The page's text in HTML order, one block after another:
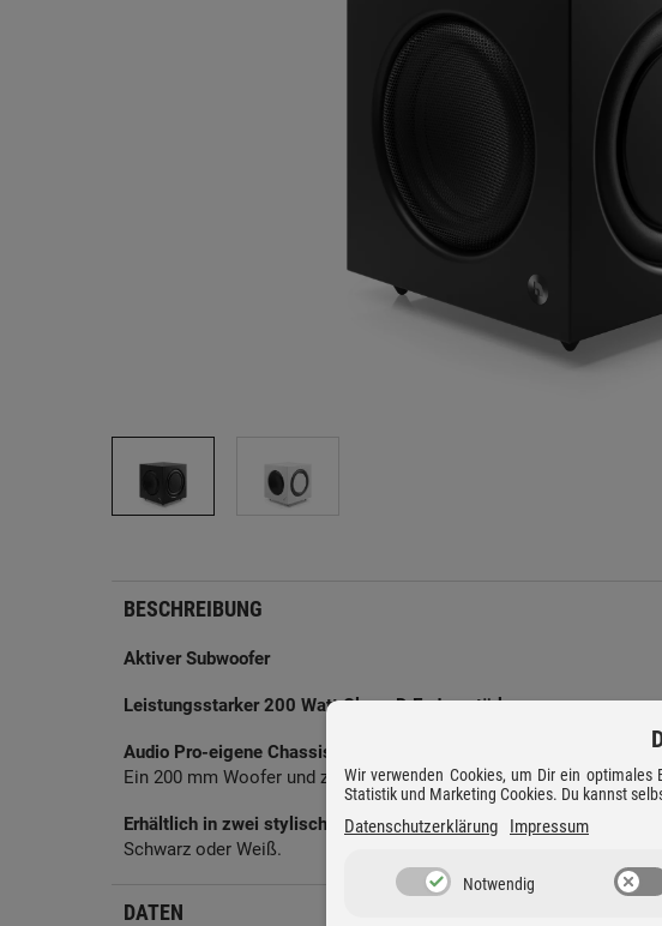
BESCHREIBUNG
Aktiver Subwoofer
Leistungsstarker 200 Watt Class-D Endverstärker
Audio Pro-eigene Chassis-Technologie
Ein 200 mm Woofer und zwei 220 mm Passiv-Radiators
Erhältlich in zwei stylischen Farbvarianten
Schwarz oder Weiß.
DATEN
Wir verwenden Cookies, um Dir ein
Statistik und Marketing Cookies. Du kannst
Datenschutzerklärung Impressum
Notwendig